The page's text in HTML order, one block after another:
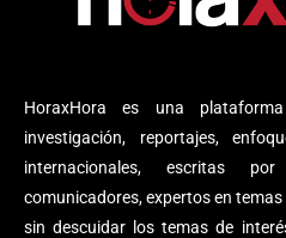
HoraxHora es una
investigación, reportajes,
internacionales, escritas por
comunicadores, expertos en
sin descuidar los temas de